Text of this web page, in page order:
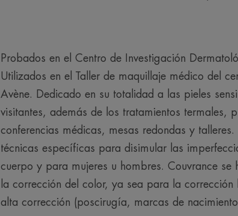
Probados en el Centro de Investigación
Utilizados en el Taller de maquillaje médico del
Avène. Dedicado en su totalidad a las pieles
visitantes, además de los tratamientos termales,
conferencias médicas, mesas redondas y
técnicas específicas para disimular las
cuerpo y para mujeres u hombres. Couvrance
la corrección del color, ya sea para la
alta corrección (poscirugía, marcas de